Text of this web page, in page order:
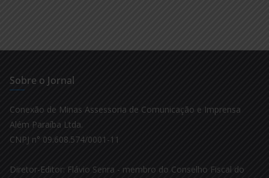
Sobre o Jornal
Conexão de Minas Assessoria de Comunicação e Imprensa
Além Paraíba Ltda.
CNPJ n° 09.608.574/0001-11
Diretor-Editor: Flávio Senra - membro do Conselho Fiscal do